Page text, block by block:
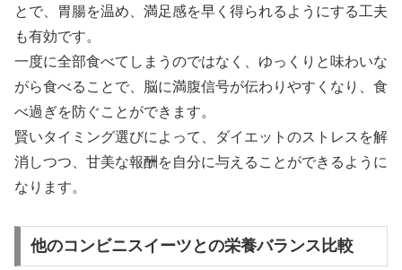
とで、胃腸を温め、満足感を早く得られるようにする工夫
も有効です。
一度に全部食べてしまうのではなく、ゆっくりと味わいな
がら食べることで、脳に満腹信号が伝わりやすくなり、食
べ過ぎを防ぐことができます。
賢いタイミング選びによって、ダイエットのストレスを解
消しつつ、甘美な報酬を自分に与えることができるように
なります。
他のコンビニスイーツとの栄養バランス比較